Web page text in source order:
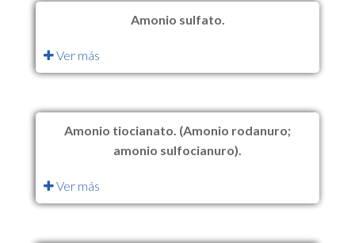
Amonio sulfato.
Ver más
Amonio tiocianato. (Amonio rodanuro;
amonio sulfocianuro).
Ver más